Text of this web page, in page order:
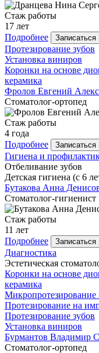
Стаж работы
17 лет
Подробнее
Записаться
Протезирование зубов
Установка виниров
Коронки на основе
керамика
Фролов Евгений
Стоматолог-ортопед
Стаж работы
4 года
Подробнее
Записаться
Гигиена и
Отбеливание зубов
Детская гигиена (с 6
Бутакова Анна
Стоматолог-гигиенист
Стаж работы
11 лет
Подробнее
Записаться
Диагностика
Эстетическая
Коронки на основе
керамика
Микропротезирование
Протезирование на
Протезирование зубов
Установка виниров
Бурмантов Владимир
Стоматолог-ортопед